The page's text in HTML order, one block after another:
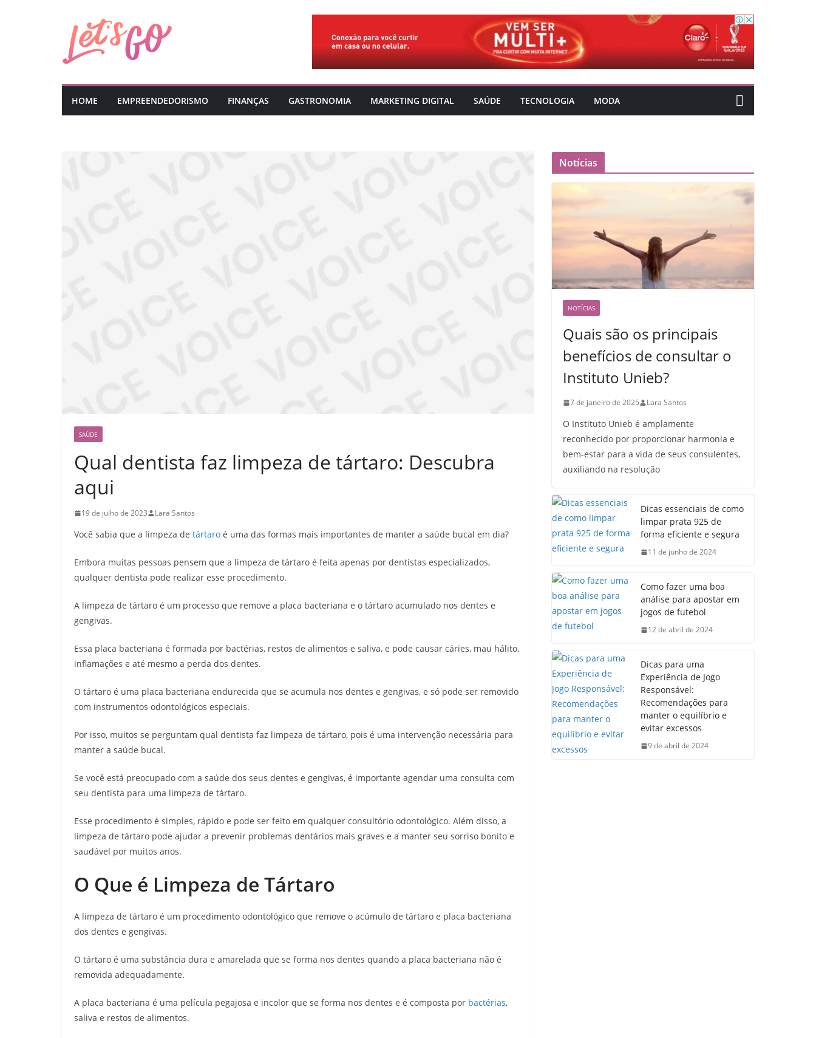
HOME EMPREENDEDORISMO FINANÇAS GASTRONOMIA MARKETING DIGITAL SAÚDE TECNOLOGIA MODA
SAÚDE
Qual dentista faz limpeza de tártaro: Descubra
aqui
19 de julho de 2023 Lara Santos
Você sabia que a limpeza de tártaro é uma das formas mais importantes de manter a saúde bucal em dia?
Embora muitas pessoas pensem que a limpeza de tártaro é feita apenas por dentistas especializados,
qualquer dentista pode realizar esse procedimento.
A limpeza de tártaro é um processo que remove a placa bacteriana e o tártaro acumulado nos dentes e
gengivas.
Essa placa bacteriana é formada por bactérias, restos de alimentos e saliva, e pode causar cáries, mau hálito,
inflamações e até mesmo a perda dos dentes.
O tártaro é uma placa bacteriana endurecida que se acumula nos dentes e gengivas, e só pode ser removido
com instrumentos odontológicos especiais.
Por isso, muitos se perguntam qual dentista faz limpeza de tártaro, pois é uma intervenção necessária para
manter a saúde bucal.
Se você está preocupado com a saúde dos seus dentes e gengivas, é importante agendar uma consulta com
seu dentista para uma limpeza de tártaro.
Esse procedimento é simples, rápido e pode ser feito em qualquer consultório odontológico. Além disso, a
limpeza de tártaro pode ajudar a prevenir problemas dentários mais graves e a manter seu sorriso bonito e
saudável por muitos anos.
O Que é Limpeza de Tártaro
A limpeza de tártaro é um procedimento odontológico que remove o acúmulo de tártaro e placa bacteriana
dos dentes e gengivas.
O tártaro é uma substância dura e amarelada que se forma nos dentes quando a placa bacteriana não é
removida adequadamente.
A placa bacteriana é uma película pegajosa e incolor que se forma nos dentes e é composta por bactérias,
saliva e restos de alimentos.
Notícias
NOTÍCIAS
Quais são os principais
benefícios de consultar o
Instituto Unieb?
7 de janeiro de 2025 Lara Santos
O Instituto Unieb é amplamente
reconhecido por proporcionar harmonia e
bem-estar para a vida de seus consulentes,
auxiliando na resolução
Dicas essenciais de como
limpar prata 925 de
forma eficiente e segura
11 de junho de 2024
Como fazer uma boa
análise para apostar em
jogos de futebol
12 de abril de 2024
Dicas para uma
Experiência de Jogo
Responsável:
Recomendações para
manter o equilíbrio e
evitar excessos
9 de abril de 2024